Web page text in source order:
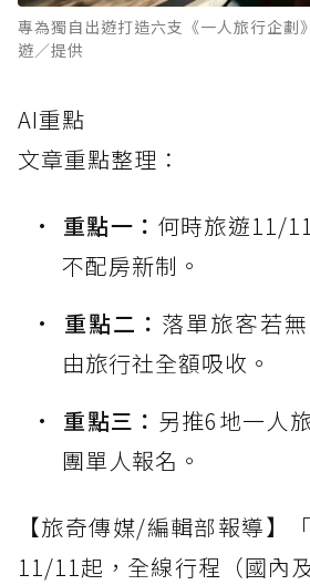
專為獨自出遊打造六支《一人旅行企
遊／提供
AI重點
文章重點整理：
重點一： 何時旅遊11/
不配房新制。
重點二： 落單旅客若
由旅行社全額吸收。
重點三： 另推6地一人
團單人報名。
【旅奇傳媒/編輯部報導】
11/11起，全線行程（國內